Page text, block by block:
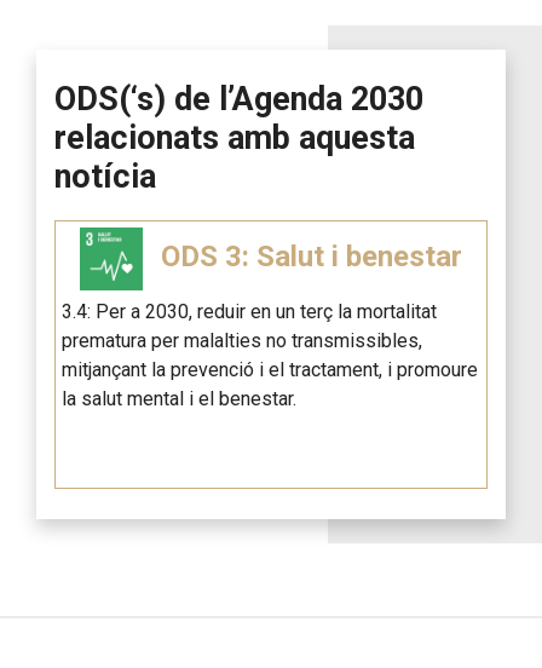
ODS(‘s) de l’Agenda 2030
relacionats amb aquesta
notícia
ODS 3: Salut i benestar
3.4: Per a 2030, reduir en un terç la mortalitat
prematura per malalties no transmissibles,
mitjançant la prevenció i el tractament, i promoure
la salut mental i el benestar.